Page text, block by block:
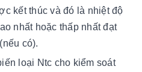
kết thúc và đó là nhiệt độ
nhất hoặc thấp nhất đạt
có).
loại Ntc cho kiểm soát